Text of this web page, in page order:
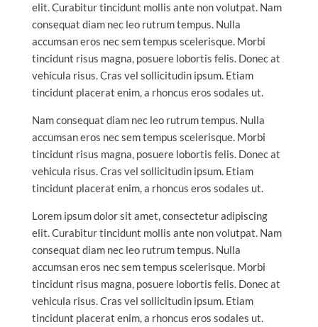
elit. Curabitur tincidunt mollis ante non volutpat. Nam
consequat diam nec leo rutrum tempus. Nulla
accumsan eros nec sem tempus scelerisque. Morbi
tincidunt risus magna, posuere lobortis felis. Donec at
vehicula risus. Cras vel sollicitudin ipsum. Etiam
tincidunt placerat enim, a rhoncus eros sodales ut.
Nam consequat diam nec leo rutrum tempus. Nulla
accumsan eros nec sem tempus scelerisque. Morbi
tincidunt risus magna, posuere lobortis felis. Donec at
vehicula risus. Cras vel sollicitudin ipsum. Etiam
tincidunt placerat enim, a rhoncus eros sodales ut.
Lorem ipsum dolor sit amet, consectetur adipiscing
elit. Curabitur tincidunt mollis ante non volutpat. Nam
consequat diam nec leo rutrum tempus. Nulla
accumsan eros nec sem tempus scelerisque. Morbi
tincidunt risus magna, posuere lobortis felis. Donec at
vehicula risus. Cras vel sollicitudin ipsum. Etiam
tincidunt placerat enim, a rhoncus eros sodales ut.